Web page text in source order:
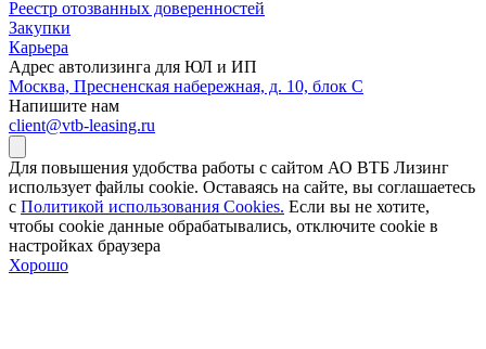
Реестр отозванных доверенностей
Закупки
Карьера
Адрес автолизинга для ЮЛ и ИП
Москва, Пресненская набережная, д. 10, блок С
Напишите нам
client@vtb-leasing.ru
Для повышения удобства работы с сайтом АО ВТБ Лизинг
использует файлы cookie. Оставаясь на сайте, вы соглашаетесь
с Политикой использования Cookies. Если вы не хотите,
чтобы сookie данные обрабатывались, отключите cookie в
настройках браузера
Хорошо